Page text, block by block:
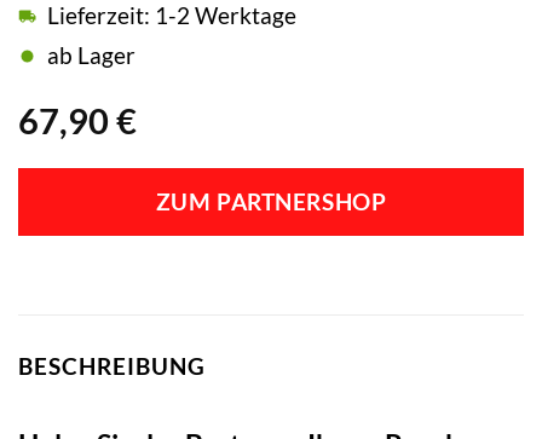
67,90 €
Lieferzeit: 1-2 Werktage
ab Lager
ZUM PARTNERSHOP
BESCHREIBUNG